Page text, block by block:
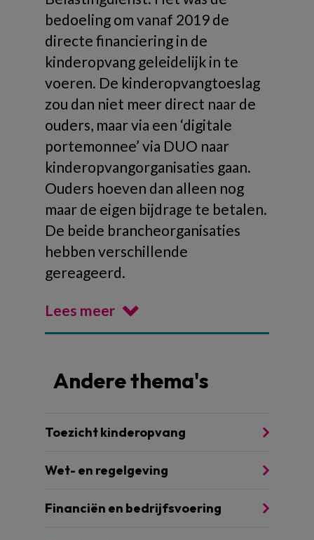
bedoeling om vanaf 2019 de
directe financiering in de
kinderopvang geleidelijk in te
voeren. De kinderopvangtoeslag
zou dan niet meer direct naar de
ouders, maar via een ‘digitale
portemonnee’ via DUO naar
kinderopvangorganisaties gaan.
Ouders hoeven dan alleen nog
maar de eigen bijdrage te betalen.
De beide brancheorganisaties
hebben verschillende
gereageerd.
Lees meer
Andere thema's
Toezicht kinderopvang
Wet- en regelgeving
Financiën en bedrijfsvoering